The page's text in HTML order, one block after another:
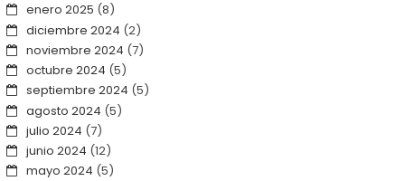
enero 2025 (8)
diciembre 2024 (2)
noviembre 2024 (7)
octubre 2024 (5)
septiembre 2024 (5)
agosto 2024 (5)
julio 2024 (7)
junio 2024 (12)
mayo 2024 (5)